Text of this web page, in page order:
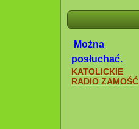
Można
posłuchać.
KATOLICKIE
RADIO ZAMOŚĆ